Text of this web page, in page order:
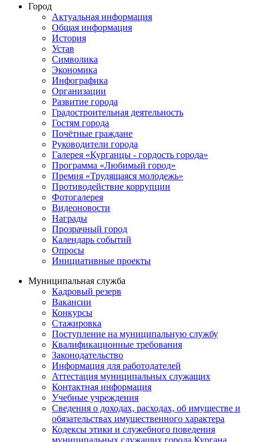
Город
Актуальная информация
Общая информация
История
Устав
Символика
Экономика
Инфографика
Организации
Развитие города
Градостроительная деятельность
Гостям города
Почётные граждане
Руководители города
Галерея «Курганцы - гордость города»
Программа «Любимый город»
Премия «Трудящаяся молодежь»
Противодействие коррупции
Фотогалерея
Видеоновости
Награды
Прозрачный город
Календарь событий
Опросы
Инициативные проекты
Муниципальная служба
Кадровый резерв
Вакансии
Конкурсы
Стажировка
Поступление на муниципальную службу
Квалификационные требования
Законодательство
Информация для работодателей
Аттестация муниципальных служащих
Контактная информация
Учебные учреждения
Сведения о доходах, расходах, об имуществе и
обязательствах имущественного характера
Кодексы этики и служебного поведения
муниципальных служащих города Кургана